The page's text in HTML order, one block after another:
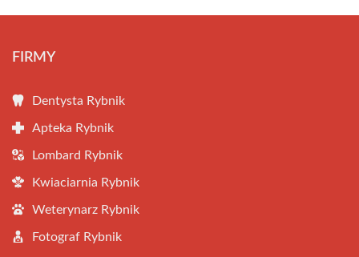
FIRMY
Dentysta Rybnik
Apteka Rybnik
Lombard Rybnik
Kwiaciarnia Rybnik
Weterynarz Rybnik
Fotograf Rybnik